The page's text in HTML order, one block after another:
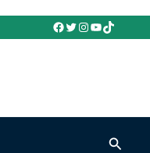
Facebook
Twitter
Instagram
YouTube
TikTok
Buscar